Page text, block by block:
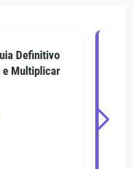
Definitivo
e Multiplicar